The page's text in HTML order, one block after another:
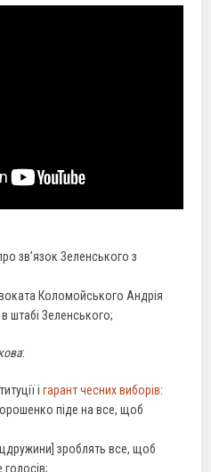
зв’язок Зеленського з
Коломойського Андрія
штабі Зеленського;
:
ігарант чесних виборів:
піде на все, щоб
зроблять все, щоб
голосів;